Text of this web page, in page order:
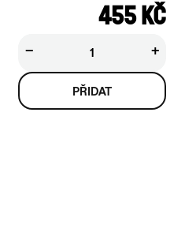
455 KČ
+
−